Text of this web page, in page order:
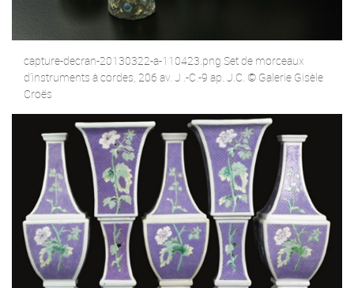
capture-decran-20130322-a-110423.png Set de morceaux
d’instruments à cordes, 206 av. J .-C.-9 ap. J.C. © Galerie Gisèle
Croës